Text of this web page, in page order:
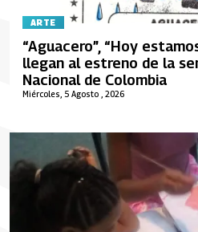
ARTE
Miércoles, 5 Agosto , 2026
“Aguacero”, “Hoy
llegan al estreno de la
Nacional de Colombia